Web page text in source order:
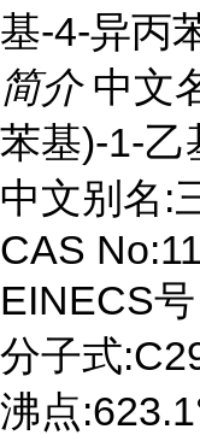
基-4-异丙
简介 中文
苯基)-1-乙
中文别名:
CAS
EINECS
分子式
沸点